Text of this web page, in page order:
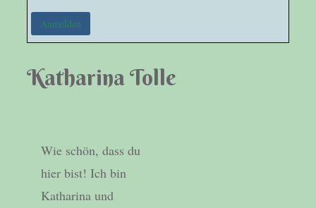
Katharina Tolle
Wie schön, dass du
hier bist! Ich bin
Katharina und